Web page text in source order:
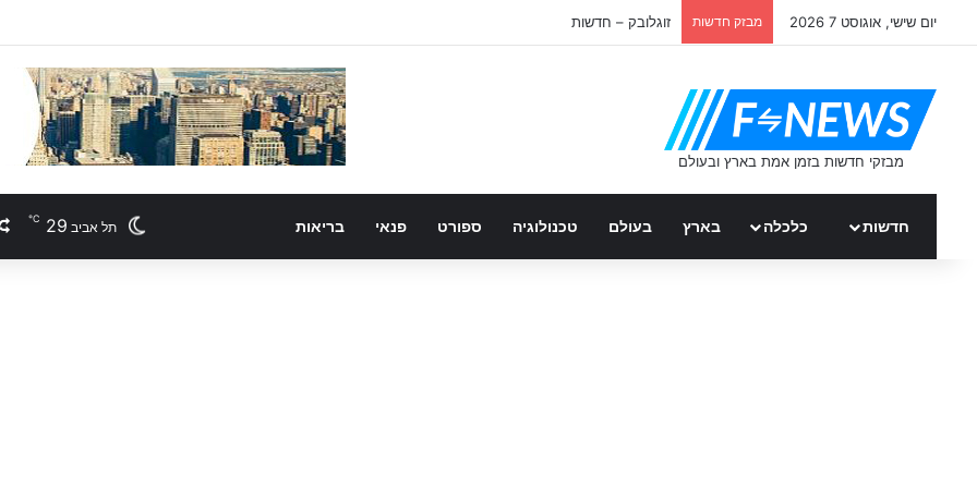
יום שישי, אוגוסט 7 2026 מבזק חדשות זוגלובק – חדשות
חדשות כלכלה בארץ בעולם טכנולוגיה ספורט פנאי בריאות תל אביב 29
℃